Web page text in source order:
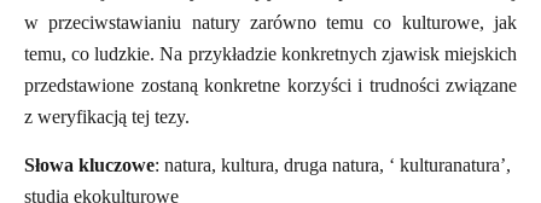
w przeciwstawianiu natury zarówno temu co kulturowe, jak
temu, co ludzkie. Na przykładzie konkretnych zjawisk miejskich
przedstawione zostaną konkretne korzyści i trudności związane
z weryfikacją tej tezy.
Słowa kluczowe: natura, kultura, druga natura, ‘ kulturanatura’,
studia ekokulturowe